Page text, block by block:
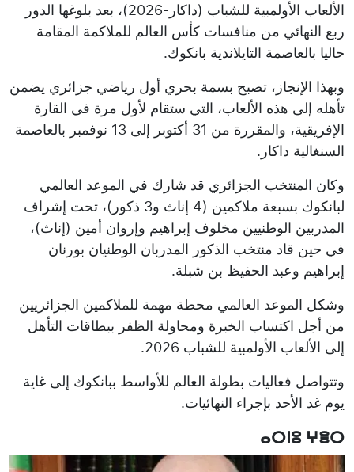
الألعاب الأولمبية للشباب (داكار-2026)، بعد بلوغها الدور
ربع النهائي من منافسات كأس العالم للملاكمة المقامة
حاليا بالعاصمة التايلاندية بانكوك.
وبهذا الإنجاز، تصبح بسمة بحري أول رياضي جزائري يضمن
تأهله إلى هذه الألعاب، التي ستقام لأول مرة في القارة
الإفريقية، والمقررة من 31 أكتوبر إلى 13 نوفمبر بالعاصمة
السنغالية داكار.
وكان المنتخب الجزائري قد شارك في الموعد العالمي
لبانكوك بسبعة ملاكمين (4 إناث و3 ذكور)، تحت إشراف
المدربين الوطنيين مخلوف إبراهيم وإروان أمين (إناث)،
في حين قاد منتخب الذكور المدربان الوطنيان بورنان
إبراهيم وعبد الحفيظ بن شبلة.
وشكل الموعد العالمي محطة مهمة للملاكمين الجزائريين
من أجل اكتساب الخبرة ومحاولة الظفر ببطاقات التأهل
إلى الألعاب الأولمبية للشباب 2026.
وتتواصل فعاليات بطولة العالم للأواسط ببانكوك إلى غاية
يوم غد الأحد بإجراء النهائيات.
ⴰⵔⵏⵓ ⵖⴻⵔ